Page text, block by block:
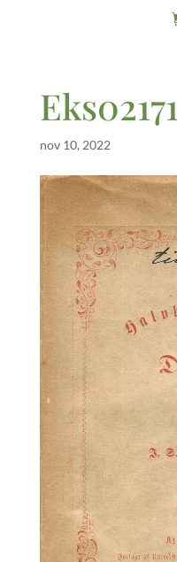
Eks02171
nov 10, 2022